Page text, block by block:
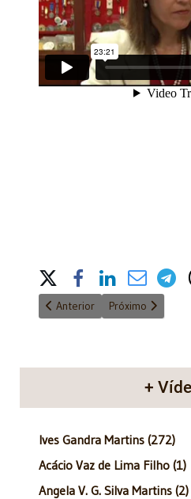
Share on Social
Artigo anterior: Anatomia do
Anterior Próximo artigo:
Próximo
+
Ives Gandra Martins (272)
Acácio Vaz de Lima Filho (1)
Angela V. G. Silva Martins (2)